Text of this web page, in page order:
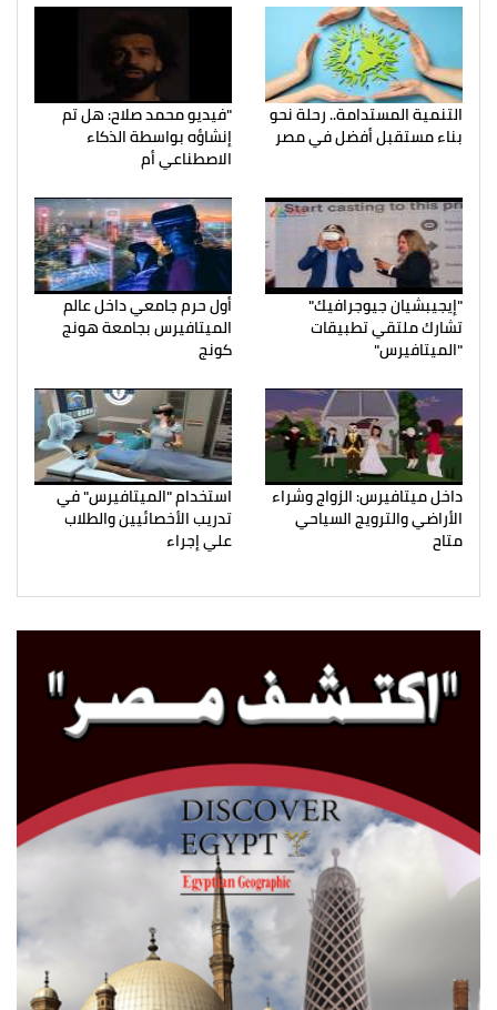
التنمية المستدامة.. رحلة نحو
بناء مستقبل أفضل في مصر
"فيديو محمد صلاح: هل تم
إنشاؤه بواسطة الذكاء
الاصطناعي أم
"إيجيبشيان جيوجرافيك"
تشارك ملتقي تطبيقات
"الميتافيرس"
أول حرم جامعي داخل عالم
الميتافيرس بجامعة هونج
كونج
داخل ميتافيرس: الزواج وشراء
الأراضي والترويج السياحي
متاح
استخدام "الميتافيرس" في
تدريب الأخصائيين والطلاب
علي إجراء